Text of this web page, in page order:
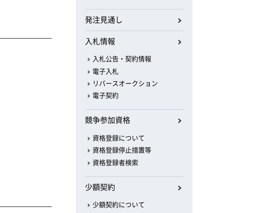
発注見通し
入札情報
入札公告・契約情報
電子入札
リバースオークション
電子契約
競争参加資格
資格登録について
資格登録停止措置等
資格登録者検索
少額契約
少額契約について